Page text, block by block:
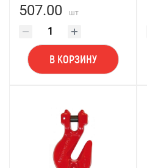
3,15 (10-Т8 кл) FORCE
LIFTING
507.00 шт
В КОРЗИНУ